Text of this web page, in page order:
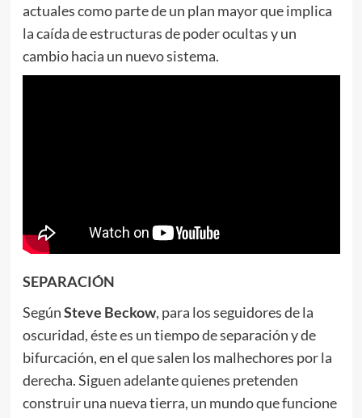
actuales como parte de un plan mayor que implica
la caída de estructuras de poder ocultas y un
cambio hacia un nuevo sistema.
SEPARACIÓN
SegúnSteve Beckow, para los seguidores de la
oscuridad, éste es un tiempo de separación y de
bifurcación, en el que salen los malhechores por la
derecha. Siguen adelante quienes pretenden
construir una nueva tierra, un mundo que funcione